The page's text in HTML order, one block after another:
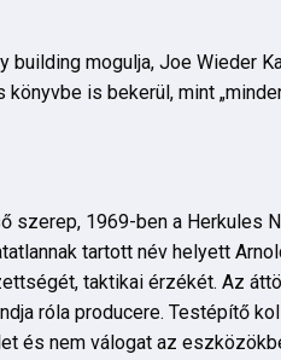
building mogulja, Joe Wieder
is bekerül, mint
1969-ben a Herkules
tartott név helyett
taktikai érzékét. Az
róla producere. Testépítő
és nem válogat az